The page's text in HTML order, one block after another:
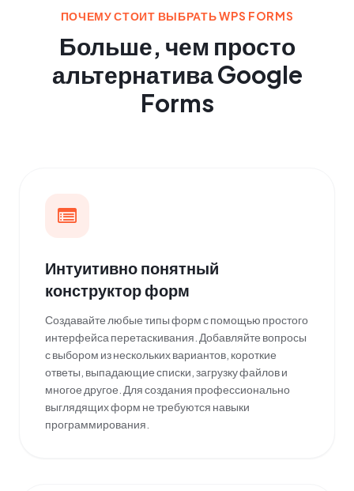
ПОЧЕМУ СТОИТ ВЫБРАТЬ WPS FORMS
Больше, чем просто
альтернатива Google
Forms
Интуитивно понятный
конструктор форм
Создавайте любые типы форм с помощью простого
интерфейса перетаскивания. Добавляйте вопросы
с выбором из нескольких вариантов, короткие
ответы, выпадающие списки, загрузку файлов и
многое другое. Для создания профессионально
выглядящих форм не требуются навыки
программирования.